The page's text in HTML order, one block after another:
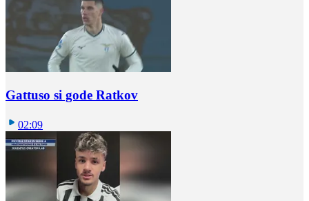
Gattuso si gode Ratkov
02:09